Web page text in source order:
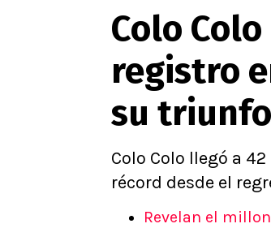
Colo
registro
su
Colo Colo llegó a
récord desde el
Revelan el